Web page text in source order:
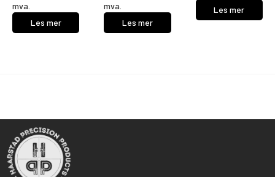
mva.
Les mer
mva.
Les mer
Les mer